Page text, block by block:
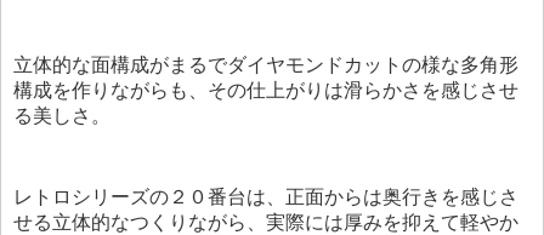
立体的な面構成がまるでダイヤモンドカットの様な多角形
構成を作りながらも、その仕上がりは滑らかさを感じさせ
る美しさ。
レトロシリーズの２０番台は、正面からは奥行きを感じさ
せる立体的なつくりながら、実際には厚みを抑えて軽やか